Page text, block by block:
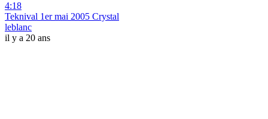
4:18
Teknival 1er mai 2005 Crystal
leblanc
il y a 20 ans